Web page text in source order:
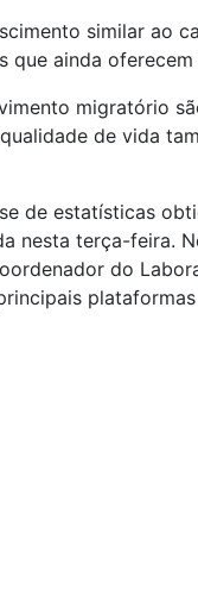
similar ao
ainda
migratório
de vida
de estatísticas
nesta terça-feira.
do